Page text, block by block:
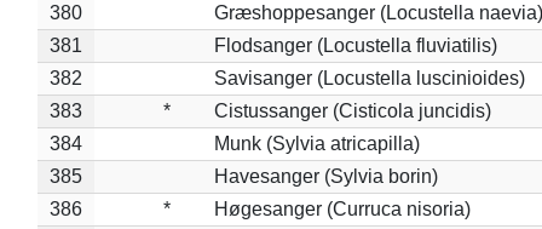
380
Græshoppesanger (Locustella naevia)
381
Flodsanger (Locustella fluviatilis)
382
Savisanger (Locustella luscinioides)
383
*
Cistussanger (Cisticola juncidis)
384
Munk (Sylvia atricapilla)
385
Havesanger (Sylvia borin)
386
*
Høgesanger (Curruca nisoria)